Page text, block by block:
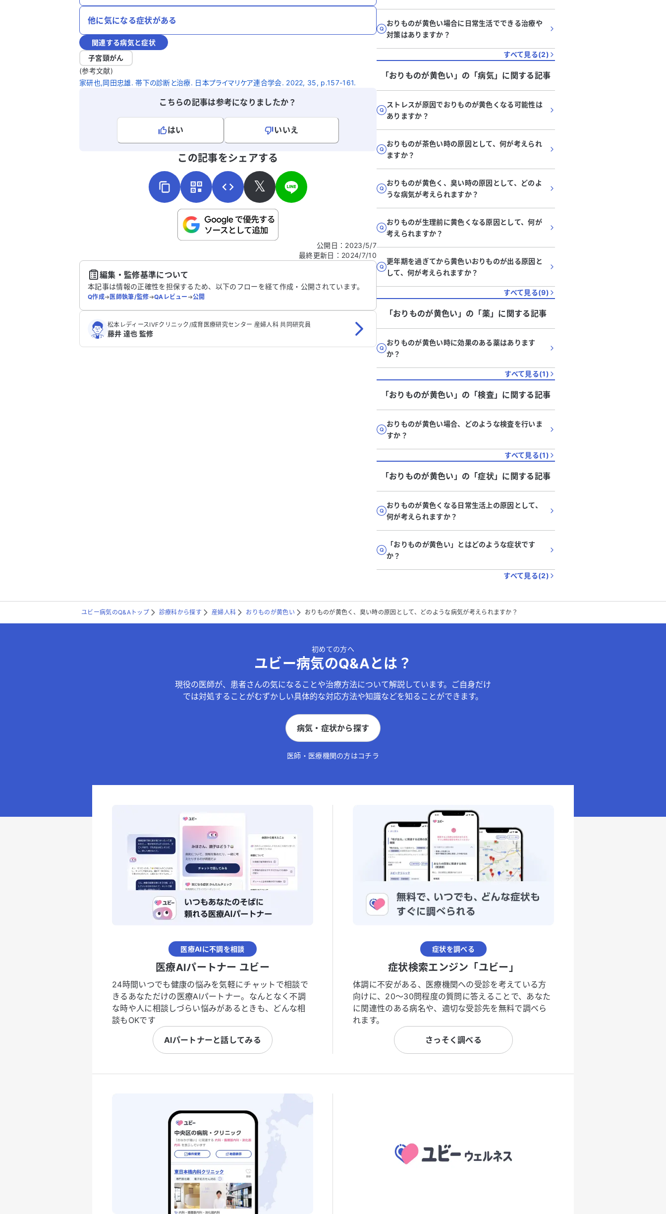
他に気になる症状がある
関連する病気と症状
子宮頸がん
(参考文献)
家研也,岡田忠雄. 帯下の診断と治療. 日本プライマリケア連合学会. 2022, 35, p.157-161.
こちらの記事は参考になりましたか？
はい
いいえ
こちらは送信専用のフォームです。氏名やご自身の病気の詳細などの個人情報は入れないでくだ
この記事をシェアする
𝕏
公開日 ： 2023/5/7
最終更新日 ： 2024/7/10
編集・監修基準について
本記事は情報の正確性を担保するため、以下のフローを経て作成・公開されています。
Q作成➔医師執筆/監修➔QAレビュー➔公開
松本レディースIVFクリニック/成育医療研究センター 産婦人科 共同研究員
藤井 達也 監修
おりものが黄色い場合に日常生活でできる治療や
対策はありますか？
すべて見る(2)
「おりものが黄色い」 の「病気」に関する記事
ストレスが原因でおりものが黄色くなる可能性は
ありますか？
おりものが茶色い時の原因として、何が考えられ
ますか？
おりものが黄色く、臭い時の原因として、どのよ
うな病気が考えられますか？
おりものが生理前に黄色くなる原因として、何が
考えられますか？
更年期を過ぎてから黄色いおりものが出る原因と
して、何が考えられますか？
すべて見る(9)
「おりものが黄色い」 の「薬」に関する記事
おりものが黄色い時に効果のある薬はあります
か？
すべて見る(1)
「おりものが黄色い」 の「検査」に関する記事
おりものが黄色い場合、どのような検査を行いま
すか？
すべて見る(1)
「おりものが黄色い」 の「症状」に関する記事
おりものが黄色くなる日常生活上の原因として、
何が考えられますか？
「おりものが黄色い」とはどのような症状です
か？
すべて見る(2)
ユビー病気のQ&Aトップ 診療科から探す 産婦人科 おりものが黄色い おりものが黄色く、臭い時の原因として、どのような病気が考えられますか？
初めての方へ
ユビー病気のQ&Aとは？
現役の医師が、患者さんの気になることや治療方法について解説しています。ご自身だけ
では対処することがむずかしい具体的な対応方法や知識などを知ることができます。
病気・症状から探す
医師・医療機関の方はコチラ
医療AIに不調を相談
医療AIパートナー ユビー
24時間いつでも健康の悩みを気軽にチャットで相談で
きるあなただけの医療AIパートナー。なんとなく不調
な時や人に相談しづらい悩みがあるときも、どんな相
談もOKです
AIパートナーと話してみる
症状を調べる
症状検索エンジン「ユビー」
体調に不安がある、医療機関への受診を考えている方
向けに、20〜30問程度の質問に答えることで、あなた
に関連性のある病名や、適切な受診先を無料で調べら
れます。
さっそく調べる